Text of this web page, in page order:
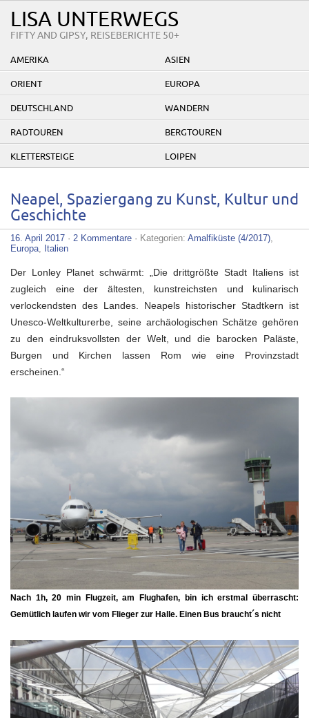
LISA UNTERWEGS
FIFTY AND GIPSY, REISEBERICHTE 50+
AMERIKA ASIEN
ORIENT EUROPA
DEUTSCHLAND WANDERN
RADTOUREN BERGTOUREN
KLETTERSTEIGE LOIPEN
Neapel, Spaziergang zu Kunst, Kultur und
Geschichte
16. April 2017 · 2 Kommentare · Kategorien: Amalfiküste (4/2017),
Europa, Italien
Der Lonley Planet schwärmt: „Die drittgrößte Stadt Italiens ist
zugleich eine der ältesten, kunstreichsten und kulinarisch
verlockendsten des Landes. Neapels historischer Stadtkern ist
Unesco-Weltkulturerbe, seine archäologischen Schätze gehören
zu den eindruksvollsten der Welt, und die barocken Paläste,
Burgen und Kirchen lassen Rom wie eine Provinzstadt
erscheinen.“
Nach 1h, 20 min Flugzeit, am Flughafen, bin ich erstmal überrascht:
Gemütlich laufen wir vom Flieger zur Halle. Einen Bus braucht´s nicht